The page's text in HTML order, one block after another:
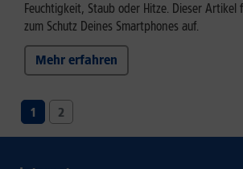
Feuchtigkeit, Staub oder Hitze. Dieser Artikel
zum Schutz Deines Smartphones auf.
Mehr erfahren
1 2